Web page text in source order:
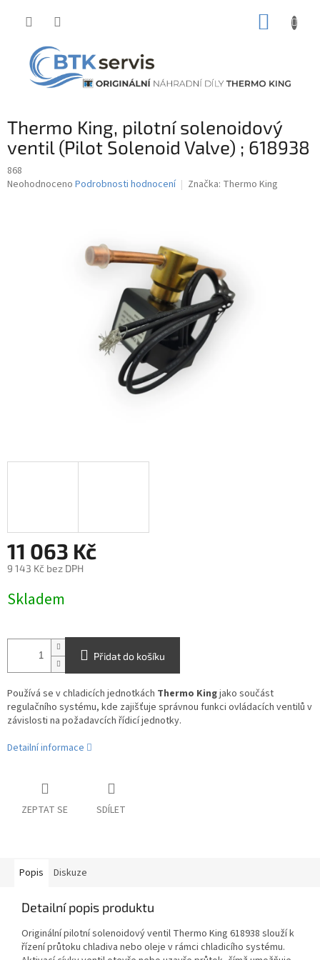
Thermo King, pilotní solenoidový
ventil (Pilot Solenoid Valve) ; 618938
868
Průměrné
Neohodnoceno Podrobnosti hodnocení Značka: Thermo King
11 063 Kč
9 143 Kč bez DPH
cena:
Skladem
Přidat do košíku
Používá se v chladicích jednotkách Thermo Kingjako součást
regulačního systému, kde zajišťuje správnou funkci ovládacích ventilů v
závislosti na požadavcích řídicí jednotky.
Detailní informace
ZEPTAT SE SDÍLET
Popis Diskuze
Detailní popis produktu
Originální pilotní solenoidový ventil Thermo King 618938 slouží k
řízení průtoku chladiva nebo oleje v rámci chladicího systému.